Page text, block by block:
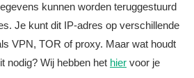
kunnen worden teruggestuurd
Je kunt dit IP-adres op verschillende
VPN, TOR of proxy. Maar wat houdt
nodig? Wij hebben het hier voor je